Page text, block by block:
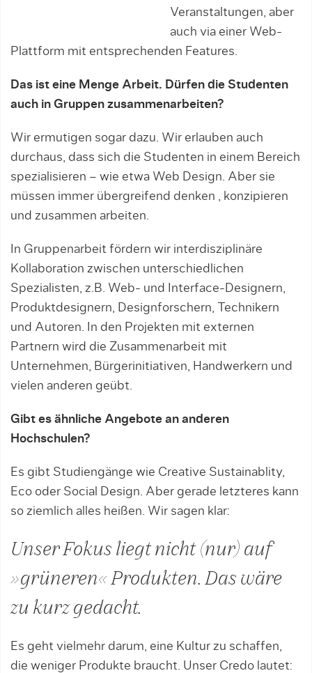
Veranstaltungen, aber
auch via einer Web-
Plattform mit entsprechenden Features.
Das ist eine Menge Arbeit. Dürfen die Studenten
auch in Gruppen zusammenarbeiten?
Wir ermutigen sogar dazu. Wir erlauben auch
durchaus, dass sich die Studenten in einem Bereich
spezialisieren – wie etwa Web Design. Aber sie
müssen immer übergreifend denken , konzipieren
und zusammen arbeiten.
In Gruppenarbeit fördern wir interdisziplinäre
Kollaboration zwischen unterschiedlichen
Spezialisten, z.B. Web- und Interface-Designern,
Produktdesignern, Designforschern, Technikern
und Autoren. In den Projekten mit externen
Partnern wird die Zusammenarbeit mit
Unternehmen, Bürgerinitiativen, Handwerkern und
vielen anderen geübt.
Gibt es ähnliche Angebote an anderen
Hochschulen?
Es gibt Studiengänge wie Creative Sustainablity,
Eco oder Social Design. Aber gerade letzteres kann
so ziemlich alles heißen. Wir sagen klar:
Unser Fokus liegt nicht (nur) auf
»grüneren« Produkten. Das wäre
zu kurz gedacht.
Es geht vielmehr darum, eine Kultur zu schaffen,
die weniger Produkte braucht. Unser Credo lautet: